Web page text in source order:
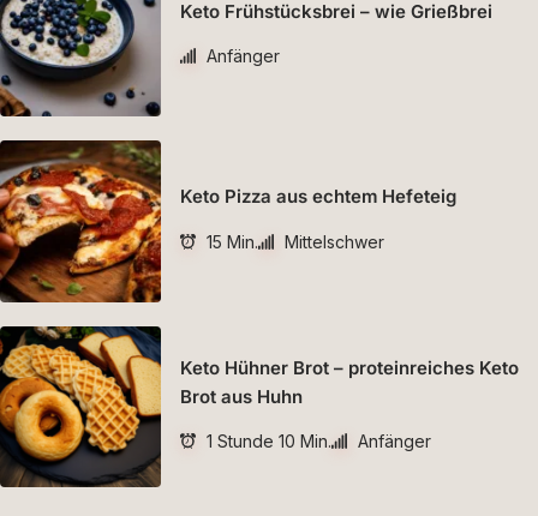
Keto Frühstücksbrei – wie Grießbrei
Anfänger
Keto Pizza aus echtem Hefeteig
15 Min. Mittelschwer
Keto Hühner Brot – proteinreiches Keto
Brot aus Huhn
1 Stunde 10 Min. Anfänger